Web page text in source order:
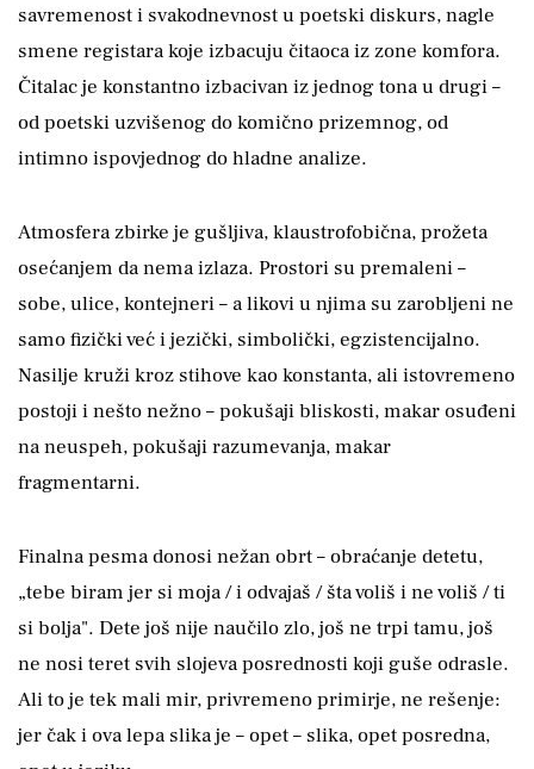
savremenost i svakodnevnost u poetski diskurs, nagle
smene registara koje izbacuju čitaoca iz zone komfora.
Čitalac je konstantno izbacivan iz jednog tona u drugi –
od poetski uzvišenog do komično prizemnog, od
intimno ispovjednog do hladne analize.
Atmosfera zbirke je gušljiva, klaustrofobična, prožeta
osećanjem da nema izlaza. Prostori su premaleni –
sobe, ulice, kontejneri – a likovi u njima su zarobljeni ne
samo fizički već i jezički, simbolički, egzistencijalno.
Nasilje kruži kroz stihove kao konstanta, ali istovremeno
postoji i nešto nežno – pokušaji bliskosti, makar osuđeni
na neuspeh, pokušaji razumevanja, makar
fragmentarni.
Finalna pesma donosi nežan obrt – obraćanje detetu,
„tebe biram jer si moja / i odvajaš / šta voliš i ne voliš / ti
si bolja". Dete još nije naučilo zlo, još ne trpi tamu, još
ne nosi teret svih slojeva posrednosti koji guše odrasle.
Ali to je tek mali mir, privremeno primirje, ne rešenje:
jer čak i ova lepa slika je – opet – slika, opet posredna,